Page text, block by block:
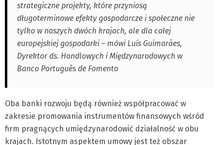
strategiczne projekty, które przyniosą
długoterminowe efekty gospodarcze i społeczne nie
tylko w naszych dwóch krajach, ale dla całej
europejskiej gospodarki – mówi Luís Guimarães,
Dyrektor ds. Handlowych i Międzynarodowych w
Banco Português de Fomento
Oba banki rozwoju będą również współpracować w
zakresie promowania instrumentów finansowych wśród
firm pragnących umiędzynarodowić działalność w obu
krajach. Istotnym aspektem umowy jest też obszar